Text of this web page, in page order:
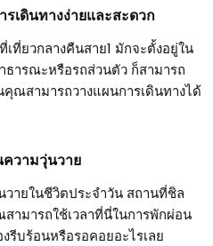
เดินทางง่ายและสะดวก
ที่ยวกลางคืนสาย1 มักจะตั้งอยู่ใน
ธารณะหรือรถส่วนตัว ก็สามารถ
ณสามารถวางแผนการเดินทางได้
วามวุ่นวาย
ายในชีวิตประจำวัน สถานที่ชิล
ามารถใช้เวลาที่นี่ในการพักผ่อน
รีบร้อนหรือรอคอยอะไรเลย